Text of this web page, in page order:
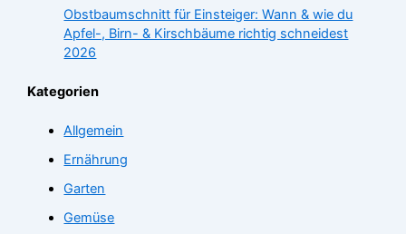
Obstbaumschnitt für Einsteiger: Wann & wie du
Apfel-, Birn- & Kirschbäume richtig schneidest
2026
Kategorien
Allgemein
Ernährung
Garten
Gemüse